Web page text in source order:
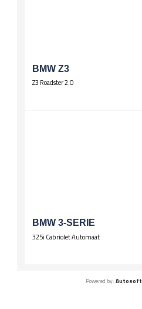
BMW Z3
Z3 Roadster 2.0
BMW 3-SERIE
325i Cabriolet Automaat
Powered by: Autosoft